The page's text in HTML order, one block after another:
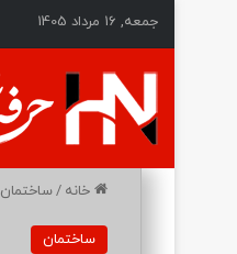
جمعه, 16 مرداد 1405
خانه /ساختمان
ساختمان